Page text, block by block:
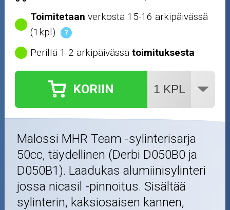
Toimitetaan verkosta 15-16 arkipäivässä
(1kpl)
?
Perillä 1-2 arkipäivässätoimituksesta
KORIIN
Malossi MHR Team -sylinterisarja
50cc, täydellinen (Derbi D050B0 ja
D050B1). Laadukas alumiinisylinteri
jossa nicasil -pinnoitus. Sisältää
sylinterin, kaksiosaisen kannen,